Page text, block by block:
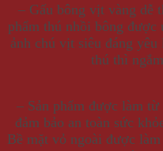
– Gấu bông vịt vàng dễ
phẩm thú nhồi bông
ảnh chú vịt siêu đáng
thú thì
– Sản phẩm được làm từ
đảm bảo an toàn sức
Bề mặt vỏ ngoài được